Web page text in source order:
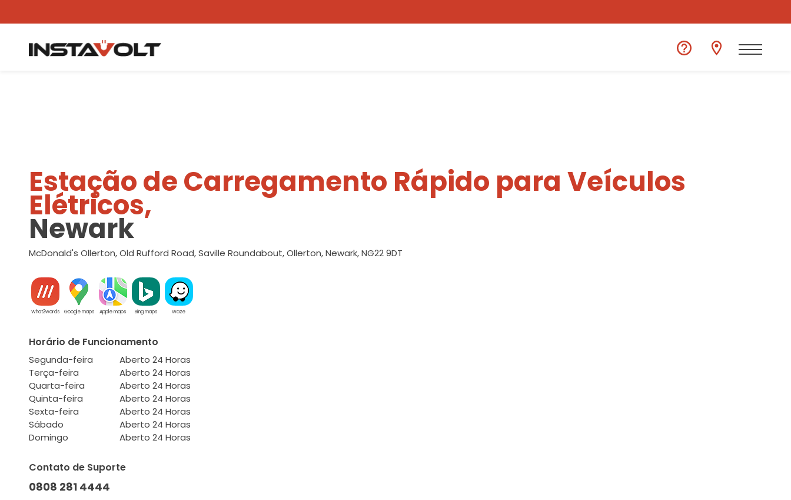
Ver outra localização
Estação de Carregamento Rápido para Veículos
Elétricos,
Newark
McDonald's Ollerton, Old Rufford Road, Saville Roundabout, Ollerton, Newark, NG22 9DT
What3words Google maps Apple maps Bing maps Waze
Horário de Funcionamento
Segunda-feira
Aberto 24 Horas
Terça-feira
Aberto 24 Horas
Quarta-feira
Aberto 24 Horas
Quinta-feira
Aberto 24 Horas
Sexta-feira
Aberto 24 Horas
Sábado
Aberto 24 Horas
Domingo
Aberto 24 Horas
Contato de Suporte
0808 281 4444